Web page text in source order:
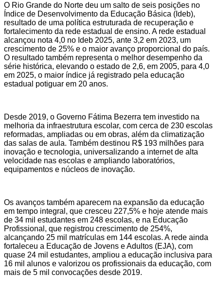
O Rio Grande do Norte deu um salto de seis posições no
Índice de Desenvolvimento da Educação Básica (Ideb),
resultado de uma política estruturada de recuperação e
fortalecimento da rede estadual de ensino. A rede estadual
alcançou nota 4,0 no Ideb 2025, ante 3,2 em 2023, um
crescimento de 25% e o maior avanço proporcional do país.
O resultado também representa o melhor desempenho da
série histórica, elevando o estado de 2,6, em 2005, para 4,0
em 2025, o maior índice já registrado pela educação
estadual potiguar em 20 anos.
Desde 2019, o Governo Fátima Bezerra tem investido na
melhoria da infraestrutura escolar, com cerca de 230 escolas
reformadas, ampliadas ou em obras, além da climatização
das salas de aula. Também destinou R$ 193 milhões para
inovação e tecnologia, universalizando a internet de alta
velocidade nas escolas e ampliando laboratórios,
equipamentos e núcleos de inovação.
Os avanços também aparecem na expansão da educação
em tempo integral, que cresceu 227,5% e hoje atende mais
de 34 mil estudantes em 248 escolas, e na Educação
Profissional, que registrou crescimento de 254%,
alcançando 25 mil matrículas em 144 escolas. A rede ainda
fortaleceu a Educação de Jovens e Adultos (EJA), com
quase 24 mil estudantes, ampliou a educação inclusiva para
16 mil alunos e valorizou os profissionais da educação, com
mais de 5 mil convocações desde 2019.